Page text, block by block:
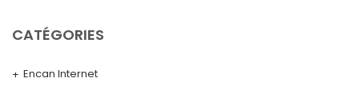
CATÉGORIES
Encan Internet